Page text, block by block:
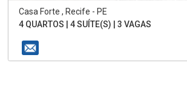
Casa Forte , Recife - PE
4 QUARTOS | 4 SUÍTE(S) | 3 VAGAS